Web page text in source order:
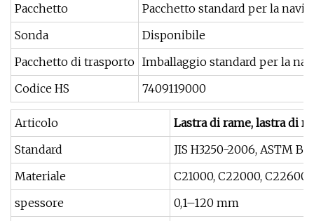
Pacchetto
Pacchetto standard per la
Sonda
Disponibile
Pacchetto di trasporto Imballaggio standard per la
Codice HS
7409119000
Articolo
Lastra di rame, lastra di
Standard
JIS H3250-2006, ASTM
Materiale
C21000, C22000, C22600,
spessore
0,1–120 mm